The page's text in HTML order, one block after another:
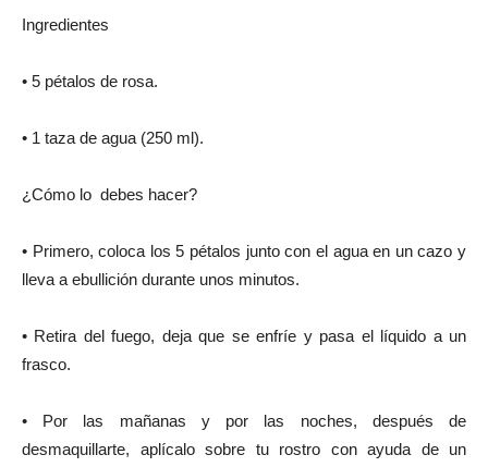
Ingredientes
• 5 pétalos de rosa.
• 1 taza de agua (250 ml).
¿Cómo lo debes hacer?
• Primero, coloca los 5 pétalos junto con el agua en un cazo y
lleva a ebullición durante unos minutos.
• Retira del fuego, deja que se enfríe y pasa el líquido a un
frasco.
• Por las mañanas y por las noches, después de
desmaquillarte, aplícalo sobre tu rostro con ayuda de un